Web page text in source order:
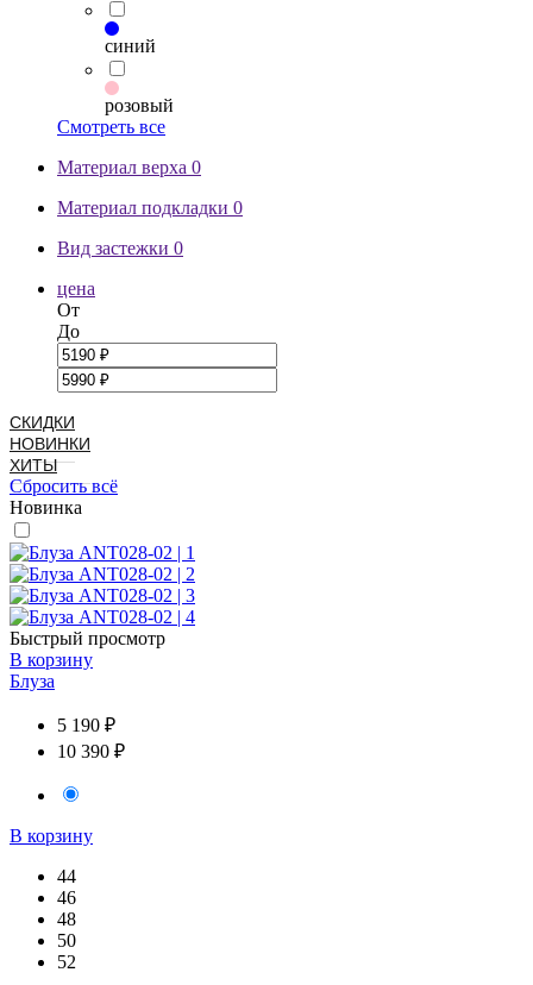
синий
розовый
Смотреть все
Материал верха 0
Материал подкладки 0
Вид застежки 0
цена
От
До
СКИДКИ
НОВИНКИ
ХИТЫ
Сбросить всё
Новинка
Быстрый просмотр
В корзину
Блуза
5 190 ₽
10 390 ₽
В корзину
44
46
48
50
52